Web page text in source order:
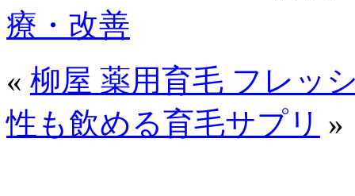
療・改善
« 柳屋 薬用育毛 フレッ
性も飲める育毛サプリ »